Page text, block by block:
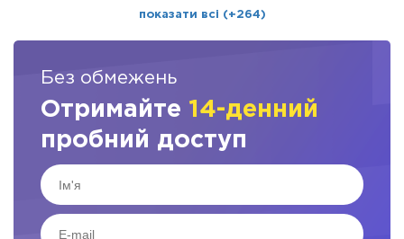
показати всі (+264)
Без обмежень
Отримайте 14-денний
пробний доступ